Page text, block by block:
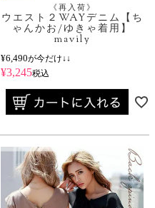
《再入荷》
ウエスト２WAYデニム【ち
ゃんかお/ゆきゃ着用】
mavily
¥6,490が今だけ↓↓
¥3,245税込